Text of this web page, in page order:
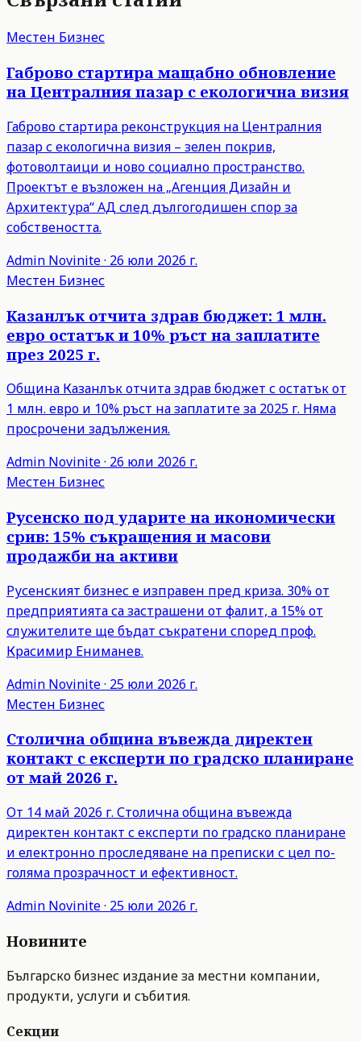
Местен Бизнес
Габрово стартира мащабно обновление
на Централния пазар с екологична визия
Габрово стартира реконструкция на Централния
пазар с екологична визия – зелен покрив,
фотоволтаици и ново социално пространство.
Проектът е възложен на „Агенция Дизайн и
Архитектура“ АД след дългогодишен спор за
собствеността.
Admin Novinite· 26 юли 2026 г.
Местен Бизнес
Казанлък отчита здрав бюджет: 1 млн.
евро остатък и 10% ръст на заплатите
през 2025 г.
Община Казанлък отчита здрав бюджет с остатък от
1 млн. евро и 10% ръст на заплатите за 2025 г. Няма
просрочени задължения.
Admin Novinite· 26 юли 2026 г.
Местен Бизнес
Русенско под ударите на икономически
срив: 15% съкращения и масови
продажби на активи
Русенският бизнес е изправен пред криза. 30% от
предприятията са застрашени от фалит, а 15% от
служителите ще бъдат съкратени според проф.
Красимир Ениманев.
Admin Novinite· 25 юли 2026 г.
Местен Бизнес
Столична община въвежда директен
контакт с експерти по градско планиране
от май 2026 г.
От 14 май 2026 г. Столична община въвежда
директен контакт с експерти по градско планиране
и електронно проследяване на преписки с цел по-
голяма прозрачност и ефективност.
Admin Novinite· 25 юли 2026 г.
Новините
Българско бизнес издание за местни компании,
продукти, услуги и събития.
Секции